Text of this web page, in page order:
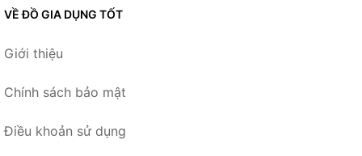
VỀ ĐỒ GIA DỤNG TỐT
Giới thiệu
Chính sách bảo mật
Điều khoản sử dụng